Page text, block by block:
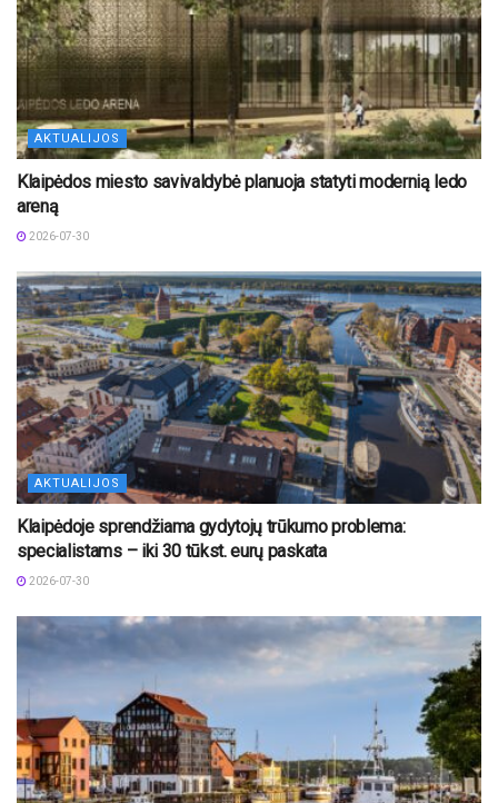
AKTUALIJOS
Klaipėdos miesto savivaldybė planuoja statyti modernią ledo
areną
2026-07-30
AKTUALIJOS
Klaipėdoje sprendžiama gydytojų trūkumo problema:
specialistams – iki 30 tūkst. eurų paskata
2026-07-30